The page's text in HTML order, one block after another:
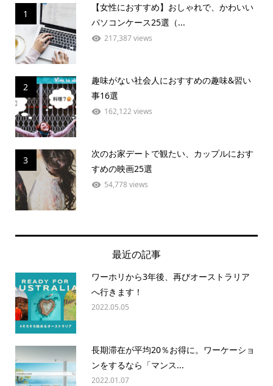
1
【女性におすすめ】おしゃれで、かわいい
パソコンケース25選（...
217,387 views
2
趣味がない社会人におすすめの趣味&習い
事16選
162,122 views
3
次のお家デートで観たい、カップルにおす
すめの映画25選
54,778 views
最近の記事
ワーホリから3年後、再びオーストラリア
へ行きます！
2022.05.05
長期滞在が平均20％お得に。ワーケーショ
ンをするなら「マンス...
2022.01.07